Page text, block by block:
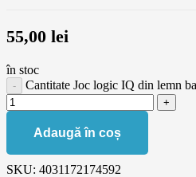
55,00 lei
în stoc
Cantitate Joc logic IQ din lemn
Adaugă în coș
SKU: 4031172174592